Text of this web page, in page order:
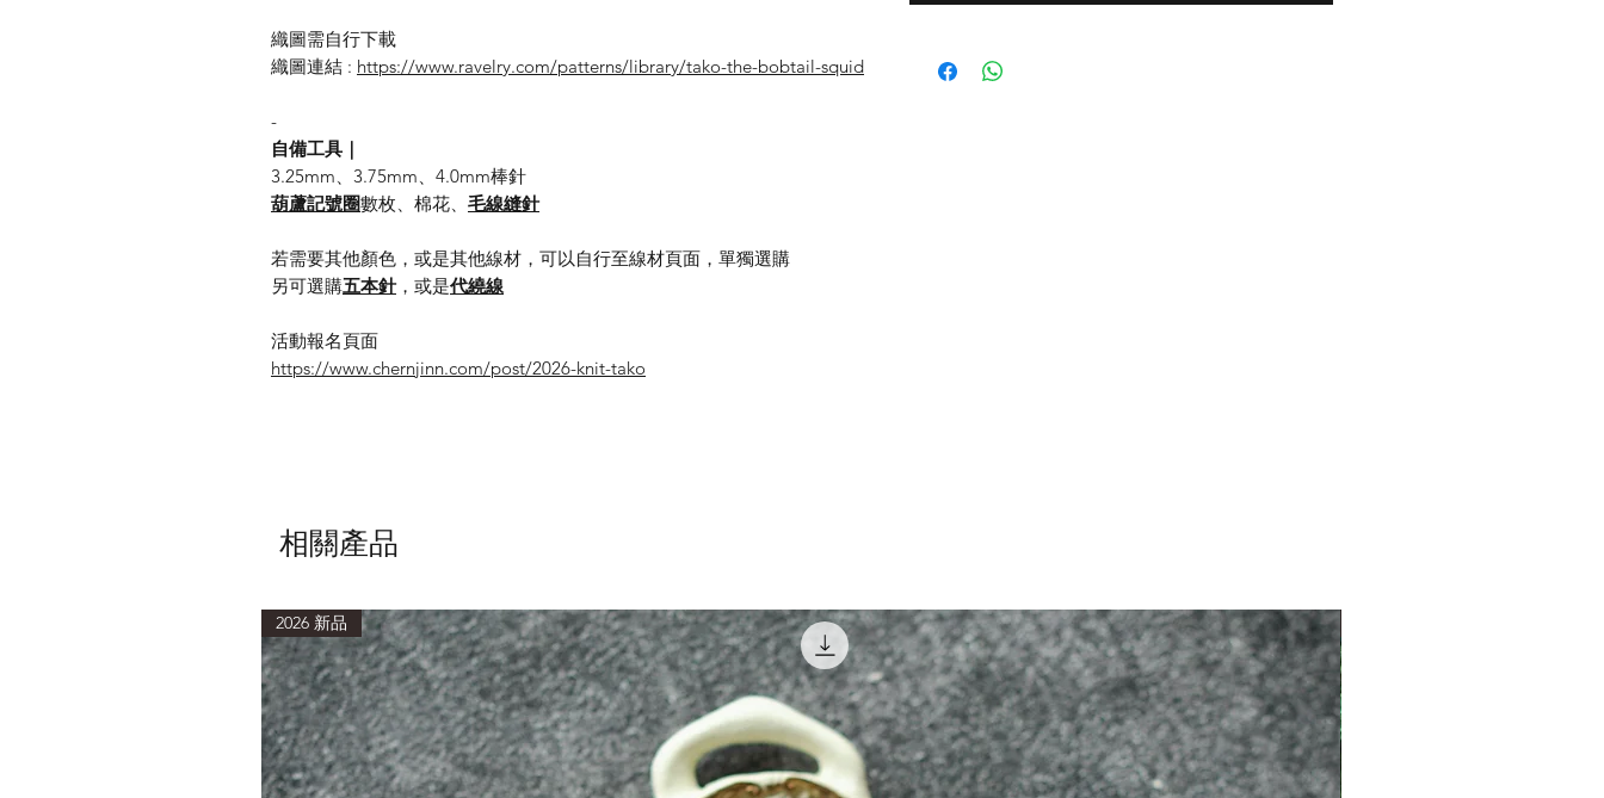
織圖需自行下載
織圖連結 : https://www.ravelry.com/patterns/library/tako-the-bobtail-squid
-
自備工具｜
3.25mm、3.75mm、4.0mm棒針
葫蘆記號圈數枚、棉花、 毛線縫針
若需要其他顏色，或是其他線材，可以自行至線材頁面，單獨選購
另可選購五本針，或是代繞線
活動報名頁面
https://www.chernjinn.com/post/2026-knit-tako
相關產品
2026 新品